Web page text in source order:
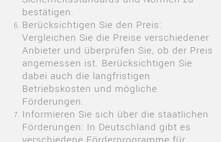
bestätigen.
Berücksichtigen Sie den Preis:
Vergleichen Sie die Preise verschiedener
Anbieter und überprüfen Sie, ob der Preis
angemessen ist. Berücksichtigen Sie
dabei auch die langfristigen
Betriebskosten und mögliche
Förderungen.
Informieren Sie sich über die staatlichen
Förderungen: In Deutschland gibt es
verschiedene Förderprogramme für